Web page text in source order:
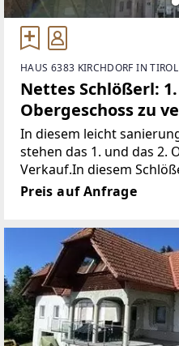
HAUS 6383 KIRCHDORF IN TIROL
Nettes Schlößerl:
Obergeschoss zu
In diesem leicht
stehen das 1. und das 2.
Verkauf.In diesem
zweiten Obergeschoss 4 Wohnungen (teilweise
vermietet) und ein
Preis auf Anfrage